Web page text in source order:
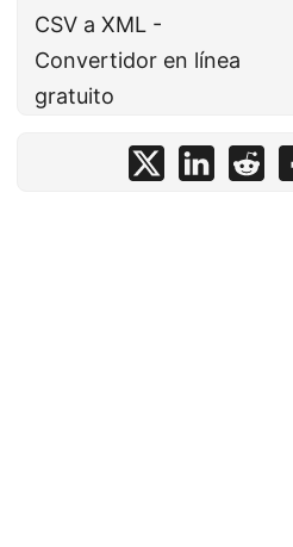
CSV a XML -
Convertidor en línea
gratuito